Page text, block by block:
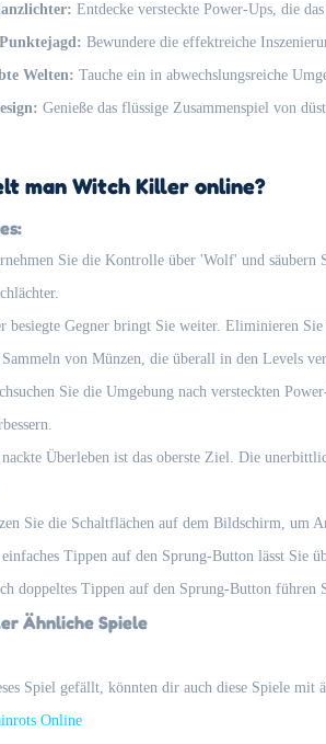
Entdecke versteckte Power-Ups, die
Bewundere die effektreiche
Welten: Tauche ein in abwechslungsreiche
Genieße das flüssige Zusammenspiel von
man Witch Killer online?
Sie die Kontrolle über 'Wolf' und säubern
besiegte Gegner bringt Sie weiter. Eliminieren
Sammeln von Münzen, die überall in den Levels
Sie die Umgebung nach versteckten
nackte Überleben ist das oberste Ziel. Die
Sie die Schaltflächen auf dem Bildschirm, um
Tippen auf den Sprung-Button lässt Sie
doppeltes Tippen auf den Sprung-Button führen
Ähnliche Spiele
Spiel gefällt, könnten dir auch diese Spiele mit
Online